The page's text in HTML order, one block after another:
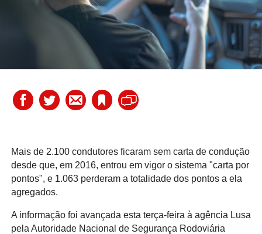
Mais de 2.100 condutores ficaram sem carta de condução
desde que, em 2016, entrou em vigor o sistema "carta por
pontos", e 1.063 perderam a totalidade dos pontos a ela
agregados.
A informação foi avançada esta terça-feira à agência Lusa
pela Autoridade Nacional de Segurança Rodoviária